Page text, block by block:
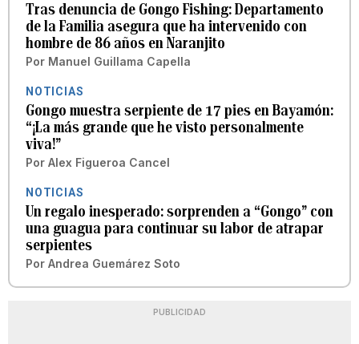
Tras denuncia de Gongo Fishing: Departamento
de la Familia asegura que ha intervenido con
hombre de 86 años en Naranjito
Por Manuel Guillama Capella
NOTICIAS
Gongo muestra serpiente de 17 pies en Bayamón:
“¡La más grande que he visto personalmente
viva!”
Por Alex Figueroa Cancel
NOTICIAS
Un regalo inesperado: sorprenden a “Gongo” con
una guagua para continuar su labor de atrapar
serpientes
Por Andrea Guemárez Soto
PUBLICIDAD